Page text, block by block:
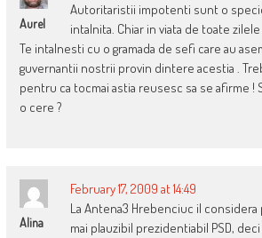
Aurel
Autoritaristii impotenti sunt o
intalnita. Chiar in viata de toate
Te intalnesti cu o gramada de sefi care au
guvernantii nostrii provin dintere acestia .
pentru ca tocmai astia reusesc sa se afirme !
o cere ?
Alina
February 17, 2009 at 14:49
La Antena3 Hrebenciuc il
mai plauzibil prezidentiabil PSD,